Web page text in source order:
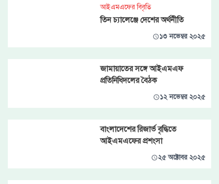
আইএমএফের বিবৃতি
তিন চ্যালেঞ্জে দেশের অর্থনীতি
১৩ নভেম্বর ২০২৫
জামায়াতের সঙ্গে আইএমএফ
প্রতিনিধিদলের বৈঠক
১২ নভেম্বর ২০২৫
বাংলাদেশের রিজার্ভ বৃদ্ধিতে
আইএমএফের প্রশংসা
২৫ অক্টোবর ২০২৫